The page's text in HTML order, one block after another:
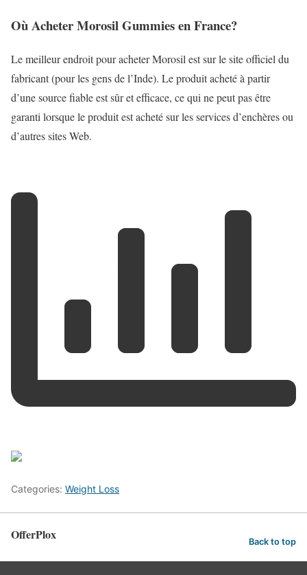
Où Acheter Morosil Gummies en France?
Le meilleur endroit pour acheter Morosil est sur le site officiel du
fabricant (pour les gens de l’Inde). Le produit acheté à partir
d’une source fiable est sûr et efficace, ce qui ne peut pas être
garanti lorsque le produit est acheté sur les services d’enchères ou
d’autres sites Web.
Categories: Weight Loss
OfferPlox Back to top